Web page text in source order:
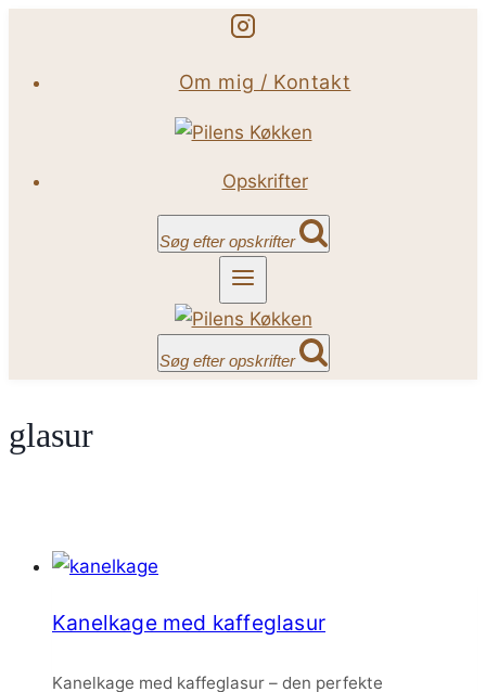
indhold
Om mig / Kontakt
Opskrifter
Søg efter opskrifter
Søg efter opskrifter
glasur
Kanelkage med kaffeglasur
Kanelkage med kaffeglasur – den perfekte